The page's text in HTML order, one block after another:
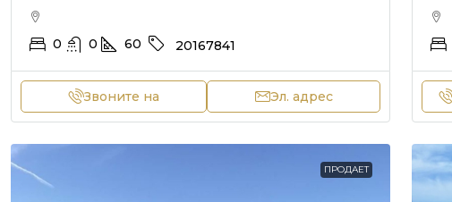
0 0 60 20167841
Звоните на Эл. адрес
ПРОДАЕТ